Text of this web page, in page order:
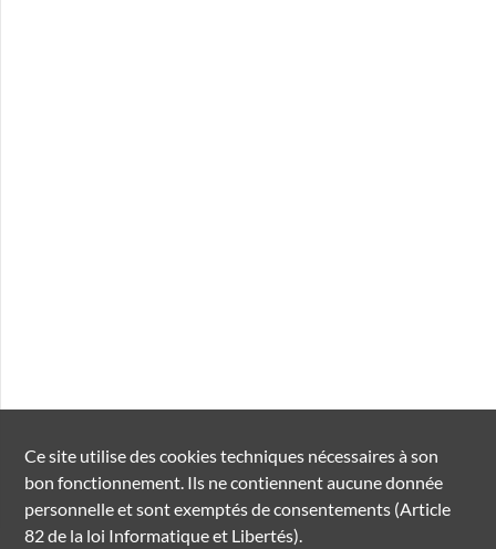
Ce site utilise descookiestechniques nécessaires à son
bon fonctionnement. Ils ne contiennent aucune donnée
personnelle et sont exemptés de consentements (Article
82 de la loi Informatique et Libertés).